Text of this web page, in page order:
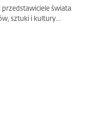
przedstawiciele świata
sztuki i kultury…